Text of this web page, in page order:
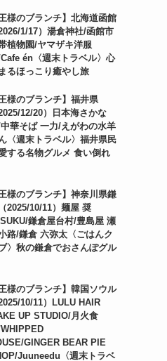
王様のブランチ】北海道函館
2026/1/17）湯倉神社/函館市
植物園/ヤマザキ洋服
én〈週末トラベル〉心
るほっこり癒やし旅
王様のブランチ】福井県
2025/12/20）日本海さかな
華そば 一力/えがわの水羊
〈週末トラベル〉福井県民
する名物グルメ 食い倒れ
王様のブランチ】神奈川県鎌
2025/10/11）麺屋 奨
鎌倉屋台村/豊島屋 瀬
路/鎌倉 六弥太〈ごはんク
〉秋の鎌倉でおさんぽグル
王様のブランチ】韓国ソウル
2025/10/11）LULU HAIR
UP STUDIO/月火食
GINGER BEAR PIE
Juuneedu〈週末トラベ